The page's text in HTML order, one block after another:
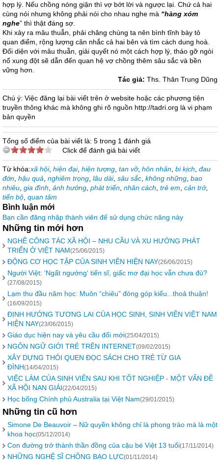
hợp lý. Nếu chồng nóng giận thì vợ bớt lời và ngược lại. Chứ cả hai
cùng nói nhưng không phải nói cho nhau nghe mà “hàng xóm
nghe” thì thật đáng sợ.
Khi xảy ra mâu thuẫn, phải chăng chúng ta nên bình tĩnh bày tỏ
quan điểm, rộng lượng cân nhắc cả hai bên và tìm cách dung hoà.
Đối diện với mâu thuẫn, giải quyết nó một cách hợp lý, tháo gỡ ngòi
nổ xung đột sẽ dẫn đến quan hệ vợ chồng thêm sâu sắc và bền
vững hơn.
Tác giả: Ths. Thân Trung Dũng
Chú ý: Việc đăng lại bài viết trên ở website hoặc các phương tiện
truyền thông khác mà không ghi rõ nguồn http://tadri.org là vi phạm
bản quyền
Tổng số điểm của bài viết là: 5 trong 1 đánh giá
Click để đánh giá bài viết
Từ khóa:xã hội, hiện đại, hiện tượng tan vỡ, hôn nhân bi kịch đau
đớn hậu quả nghiêm trọng lâu dài, sâu sắc không những bao
nhiêu gia đình ảnh hưởng phát triển nhân cách trẻ em cản trở,
tiến bộ quan tâm
Bình luận mới
Bạn cần đăng nhập thành viên để sử dụng chức năng này
Những tin mới hơn
NGHỀ CÔNG TÁC XÃ HỘI – NHU CẦU VÀ XU HƯỚNG PHÁT
TRIỂN Ở VIỆT NAM(25/06/2015)
ĐỘNG CƠ HỌC TẬP CỦA SINH VIÊN HIỆN NAY(26/06/2015)
Người Việt: 'Ngất ngưởng' tiến sĩ, giấc mơ đại học vẫn chưa đủ?
(27/08/2015)
Lạm thu đầu năm học: Muôn “chiêu” đóng góp kiểu...thoả thuận!
(16/09/2015)
ĐỊNH HƯỚNG TƯƠNG LAI CỦA HỌC SINH, SINH VIÊN VIỆT NAM
HIỆN NAY(23/06/2015)
Giáo dục hiện nay và yêu cầu đổi mới(25/04/2015)
NGÔN NGỮ GIỚI TRẺ TRÊN INTERNET(09/02/2015)
XÂY DỰNG THÓI QUEN ĐỌC SÁCH CHO TRẺ TỪ GIA
ĐÌNH(14/04/2015)
VIỆC LÀM CỦA SINH VIÊN SAU KHI TỐT NGHIỆP - MỘT VẤN ĐỀ
XÃ HỘI NAN GIẢI(22/04/2015)
Học bổng Chính phủ Australia tại Việt Nam(29/01/2015)
Những tin cũ hơn
Simone De Beauvoir – Nữ quyền không chỉ là phong trào mà là một
khoa học(05/12/2014)
Con đường trở thành thần đồng của cậu bé Việt 13 tuổi(17/11/2014)
NHỮNG NGHỆ SĨ CHỐNG BẠO LỰC(01/11/2014)